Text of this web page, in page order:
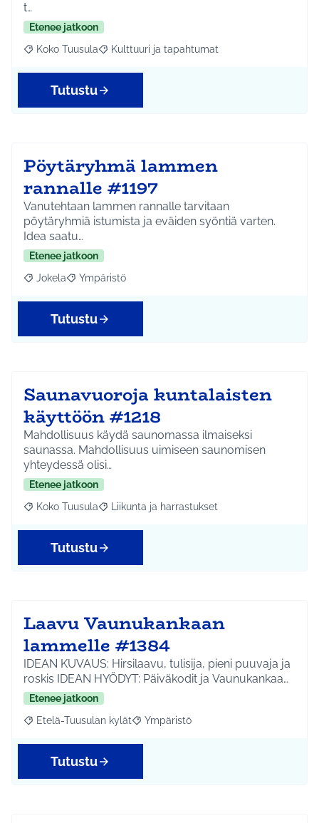
t…
Etenee jatkoon
Rajaa tulokset aihepiirin mukaan: Koko Tuusula
Koko Tuusula Rajaa tulokset teeman mukaan: Kulttuuri ja
Kulttuuri ja tapahtumat
Tutustu
Pöytäryhmä lammen
rannalle #1197
Vanutehtaan lammen rannalle tarvitaan
pöytäryhmiä istumista ja eväiden syöntiä varten.
Idea saatu…
Etenee jatkoon
Rajaa tulokset aihepiirin mukaan: Jokela
Jokela Rajaa tulokset teeman mukaan: Ympäristö
Ympäristö
Tutustu
Saunavuoroja kuntalaisten
käyttöön #1218
Mahdollisuus käydä saunomassa ilmaiseksi
saunassa. Mahdollisuus uimiseen saunomisen
yhteydessä olisi…
Etenee jatkoon
Rajaa tulokset aihepiirin mukaan: Koko Tuusula
Koko Tuusula Rajaa tulokset teeman mukaan: Liikunta ja
Liikunta ja harrastukset
Tutustu
Laavu Vaunukankaan
lammelle #1384
IDEAN KUVAUS: Hirsilaavu, tulisija, pieni puuvaja ja
roskis IDEAN HYÖDYT: Päiväkodit ja Vaunukankaa…
Etenee jatkoon
Rajaa tulokset aihepiirin mukaan: Etelä-Tuusulan kylät
Etelä-Tuusulan kylät Rajaa tulokset teeman mukaan:
Ympäristö
Tutustu